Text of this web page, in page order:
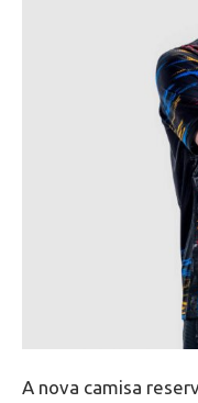
A nova camisa